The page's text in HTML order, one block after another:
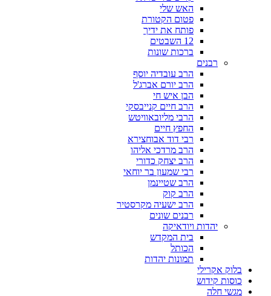
האש שלי
פטום הקטורת
פותח את ידיך
12 השבטים
ברכות שונות
רבנים
הרב עובדיה יוסף
הרב יורם אברג'ל
הבן איש חי
הרב חיים קנייבסקי
הרבי מליובאוויטש
החפץ חיים
רבי דוד אבוחצירא
הרב מרדכי אליהו
הרב יצחק כדורי
רבי שמעון בר יוחאי
הרב שטיינמן
הרב קוק
הרב ישעיה מקרסטיר
רבנים שונים
יהדות ויודאיקה
בית המקדש
הכותל
תמונות יהדות
בלוק אקרילי
כוסות קידוש
מגשי חלה